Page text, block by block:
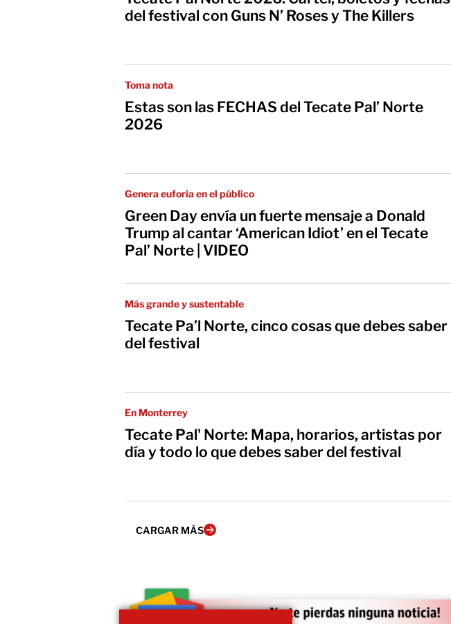
del festival con Guns N’ Roses y The Killers
Toma nota
Estas son las FECHAS del Tecate Pal’ Norte
2026
Genera euforia en el público
Green Day envía un fuerte mensaje a Donald
Trump al cantar ‘American Idiot’ en el Tecate
Pal’ Norte | VIDEO
Más grande y sustentable
Tecate Pa’l Norte, cinco cosas que debes saber
del festival
En Monterrey
Tecate Pal' Norte: Mapa, horarios, artistas por
día y todo lo que debes saber del festival
CARGAR MÁS